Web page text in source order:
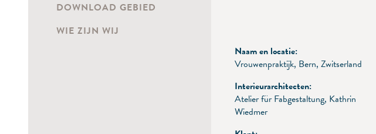
DOWNLOAD GEBIED
WIE ZIJN WIJ
Naam en locatie:
Vrouwenpraktijk, Bern, Zwitserland
Interieurarchitecten:
Atelier für Fabgestaltung, Kathrin
Wiedmer